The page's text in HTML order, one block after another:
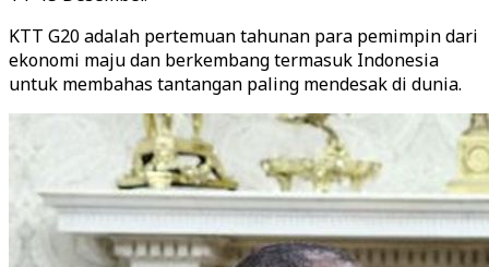
KTT G20 adalah pertemuan tahunan para pemimpin dari
ekonomi maju dan berkembang termasuk Indonesia
untuk membahas tantangan paling mendesak di dunia.